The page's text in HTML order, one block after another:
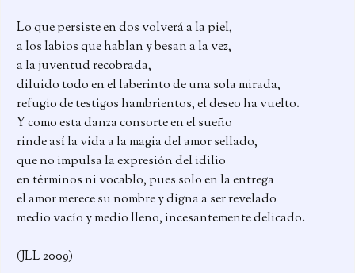
Lo que persiste en dos volverá a la piel,
a los labios que hablan y besan a la vez,
a la juventud recobrada,
diluido todo en el laberinto de una sola mirada,
refugio de testigos hambrientos, el deseo ha vuelto.
Y como esta danza consorte en el sueño
rinde así la vida a la magia del amor sellado,
que no impulsa la expresión del idilio
en términos ni vocablo, pues solo en la entrega
el amor merece su nombre y digna a ser revelado
medio vacío y medio lleno, incesantemente delicado.
(JLL 2009)